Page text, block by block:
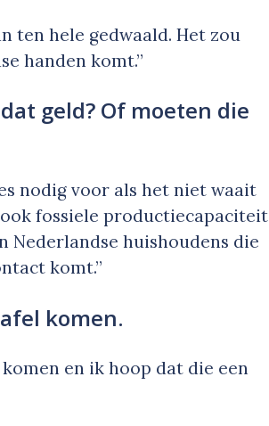
ten hele gedwaald. Het zou
handen komt.”
geld? Of moeten die
nodig voor als het niet waait
fossiele productiecapaciteit
Nederlandse huishoudens die
komt.”
komen.
en ik hoop dat die een